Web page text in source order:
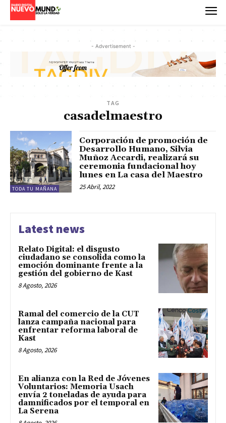
- Advertisement -
TAG
casadelmaestro
TODA TU MAÑANA
Corporación de promoción de
Desarrollo Humano, Silvia
Muñoz Accardi, realizará su
ceremonia fundacional hoy
lunes en La casa del Maestro
25 Abril, 2022
Latest news
Relato Digital: el disgusto
ciudadano se consolida como la
emoción dominante frente a la
gestión del gobierno de Kast
8 Agosto, 2026
Ramal del comercio de la CUT
lanza campaña nacional para
enfrentar reforma laboral de
Kast
8 Agosto, 2026
En alianza con la Red de Jóvenes
Voluntarios: Memoria Usach
envía 2 toneladas de ayuda para
damnificados por el temporal en
La Serena